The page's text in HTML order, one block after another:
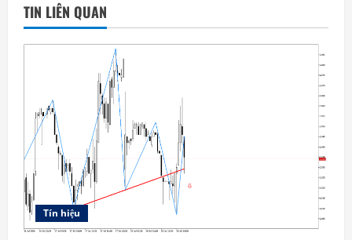
TIN LIÊN QUAN
Tín hiệu